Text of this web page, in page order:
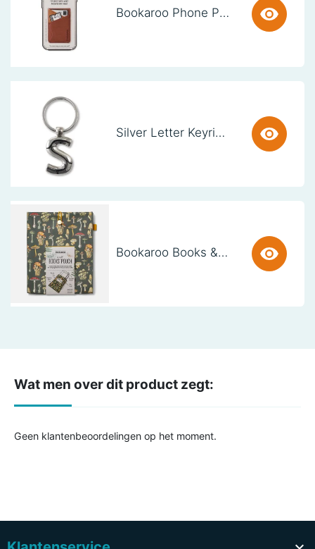
Bookaroo Phone Pocket - Brown
Silver Letter Keyring - S (set van 3)
Bookaroo Books & Stuff Pouch - Botanical
Wat men over dit product zegt:
Geen klantenbeoordelingen op het moment.